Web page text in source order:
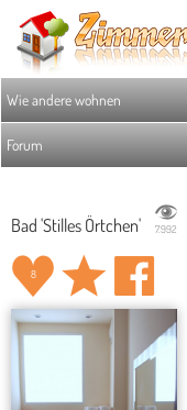
Wie andere wohnen
Forum
Bad 'Stilles Örtchen' 7.992
8